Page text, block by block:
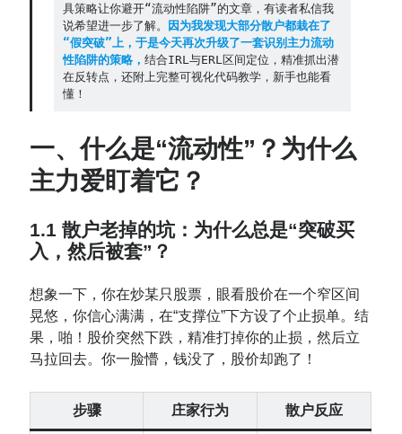
普通人的5个常见投资错误，可能让你多干12年才能退休
Contact：
具策略让你避开“流动性陷阱”的文章，有读者私信我
说希望进一步了解。
因为我发现大部分散户都栽在了
“假突破”上，于是今天再次升级了一套识别主力流动
性陷阱的策略， 结合IRL与ERL区间定位，精准抓出潜
在反转点，还附上完整可视化代码教学，新手也能看
懂！
一、什么是“流动性”？为什么
主力爱盯着它？
1.1 散户老掉的坑：为什么总是“突破买
入，然后被套”？
想象一下，你在炒某只股票，眼看股价在一个窄区间
晃悠，你信心满满，在“支撑位”下方设了个止损单。结
果，啪！股价突然下跌，精准打掉你的止损，然后立
马拉回去。你一脸懵，钱没了，股价却跑了！
步骤 庄家行为 散户反应